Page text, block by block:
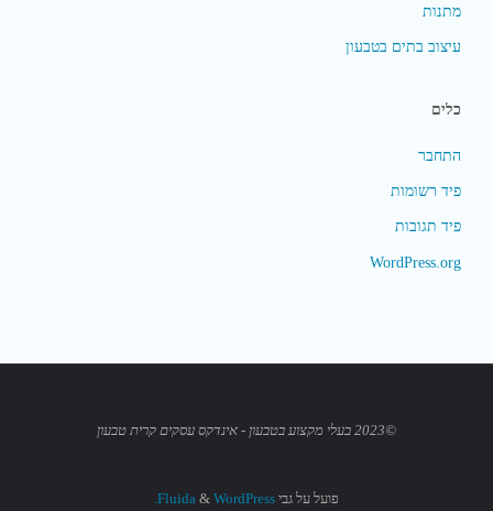
מתנות
עיצוב בתים בטבעון
כלים
התחבר
פיד רשומות
פיד תגובות
WordPress.org
©2023 בעלי מקצוע בטבעון - אינדקס עסקים קרית טבעון
פועל על גבי & WordPress.